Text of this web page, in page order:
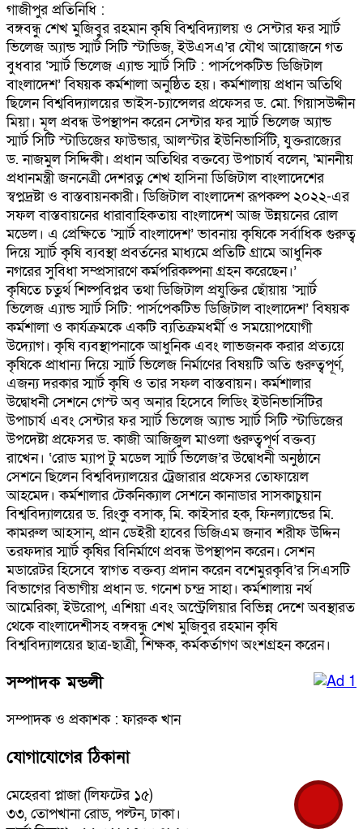
গাজীপুর প্রতিনিধি :
বঙ্গবন্ধু শেখ মুজিবুর রহমান কৃষি বিশ্ববিদ্যালয় ও সেন্টার ফর স্মার্ট
ভিলেজ অ্যান্ড স্মার্ট সিটি স্টাডিজ, ইউএসএ’র যৌথ আয়োজনে গত
বুধবার ‘স্মার্ট ভিলেজ এ্যান্ড স্মার্ট সিটি : পার্সপেকটিভ ডিজিটাল
বাংলাদেশ’ বিষয়ক কর্মশালা অনুষ্ঠিত হয়। কর্মশালায় প্রধান অতিথি
ছিলেন বিশ্ববিদ্যালয়ের ভাইস-চ্যান্সেলর প্রফেসর ড. মো. গিয়াসউদ্দীন
মিয়া। মূল প্রবন্ধ উপস্থাপন করেন সেন্টার ফর স্মার্ট ভিলেজ অ্যান্ড
স্মার্ট সিটি স্টাডিজের ফাউন্ডার, আলস্টার ইউনিভার্সিটি, যুক্তরাজ্যের
ড. নাজমুল সিদ্দিকী। প্রধান অতিথির বক্তব্যে উপাচার্য বলেন, ‘মাননীয়
প্রধানমন্ত্রী জননেত্রী দেশরত্ন শেখ হাসিনা ডিজিটাল বাংলাদেশের
স্বপ্নদ্রষ্টা ও বাস্তবায়নকারী। ডিজিটাল বাংলাদেশ রূপকল্প ২০২২-এর
সফল বাস্তবায়নের ধারাবাহিকতায় বাংলাদেশ আজ উন্নয়নের রোল
মডেল। এ প্রেক্ষিতে ‘স্মার্ট বাংলাদেশ’ ভাবনায় কৃষিকে সর্বাধিক গুরুত্ব
দিয়ে স্মার্ট কৃষি ব্যবস্থা প্রবর্তনের মাধ্যমে প্রতিটি গ্রামে আধুনিক
নগরের সুবিধা সম্প্রসারণে কর্মপরিকল্পনা গ্রহন করেছেন।’
কৃষিতে চতুর্থ শিল্পবিপ্লব তথা ডিজিটাল প্রযুক্তির ছোঁয়ায় ‘স্মার্ট
ভিলেজ এ্যান্ড স্মার্ট সিটি: পার্সপেকটিভ ডিজিটাল বাংলাদেশ’ বিষয়ক
কর্মশালা ও কার্যক্রমকে একটি ব্যতিক্রমধর্মী ও সময়োপযোগী
উদ্যোগ। কৃষি ব্যবস্থাপনাকে আধুনিক এবং লাভজনক করার প্রত্যয়ে
কৃষিকে প্রাধান্য দিয়ে স্মার্ট ভিলেজ নির্মাণের বিষয়টি অতি গুরুত্বপূর্ণ,
এজন্য দরকার স্মার্ট কৃষি ও তার সফল বাস্তবায়ন। কর্মশালার
উদ্বোধনী সেশনে গেস্ট অব্ অনার হিসেবে লিডিং ইউনিভার্সিটির
উপাচার্য এবং সেন্টার ফর স্মার্ট ভিলেজ অ্যান্ড স্মার্ট সিটি স্টাডিজের
উপদেষ্টা প্রফেসর ড. কাজী আজিজুল মাওলা গুরুত্বপূর্ণ বক্তব্য
রাখেন। ‘রোড ম্যাপ টু মডেল স্মার্ট ভিলেজ’র উদ্বোধনী অনুষ্ঠানে
সেশনে ছিলেন বিশ্ববিদ্যালয়ের ট্রেজারার প্রফেসর তোফায়েল
আহমেদ। কর্মশালার টেকনিক্যাল সেশনে কানাডার সাসকাচুয়ান
বিশ্ববিদ্যালয়ের ড. রিংকু বসাক, মি. কাইসার হক, ফিনল্যান্ডের মি.
কামরুল আহসান, প্রান ডেইরী হাবের ডিজিএম জনাব শরীফ উদ্দিন
তরফদার স্মার্ট কৃষির বিনির্মাণে প্রবন্ধ উপস্থাপন করেন। সেশন
মডারেটর হিসেবে স্বাগত বক্তব্য প্রদান করেন বশেমুরকৃবি’র সিএসটি
বিভাগের বিভাগীয় প্রধান ড. গনেশ চন্দ্র সাহা। কর্মশালায় নর্থ
আমেরিকা, ইউরোপ, এশিয়া এবং অস্ট্রেলিয়ার বিভিন্ন দেশে অবস্থারত
থেকে বাংলাদেশীসহ বঙ্গবন্ধু শেখ মুজিবুর রহমান কৃষি
বিশ্ববিদ্যালয়ের ছাত্র-ছাত্রী, শিক্ষক, কর্মকর্তাগণ অংশগ্রহন করেন।
সম্পাদক মন্ডলী
সম্পাদক ও প্রকাশক : ফারুক খান
যোগাযোগের ঠিকানা
মেহেরবা প্লাজা (লিফটের ১৫)
৩৩, তোপখানা রোড, পল্টন, ঢাকা।